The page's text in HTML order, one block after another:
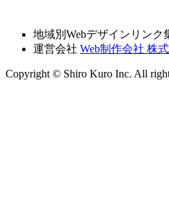
地域別Webデザインリンク
運営会社 Web制作会社 株
Copyright © Shiro Kuro Inc. All